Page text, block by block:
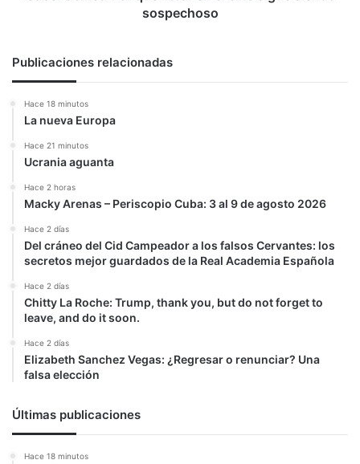
sospechoso
Publicaciones relacionadas
Hace 18 minutos
La nueva Europa
Hace 21 minutos
Ucrania aguanta
Hace 2 horas
Macky Arenas – Periscopio Cuba: 3 al 9 de agosto 2026
Hace 2 días
Del cráneo del Cid Campeador a los falsos Cervantes: los
secretos mejor guardados de la Real Academia Española
Hace 2 días
Chitty La Roche: Trump, thank you, but do not forget to
leave, and do it soon.
Hace 2 días
Elizabeth Sanchez Vegas: ¿Regresar o renunciar? Una
falsa elección
Últimas publicaciones
Hace 18 minutos